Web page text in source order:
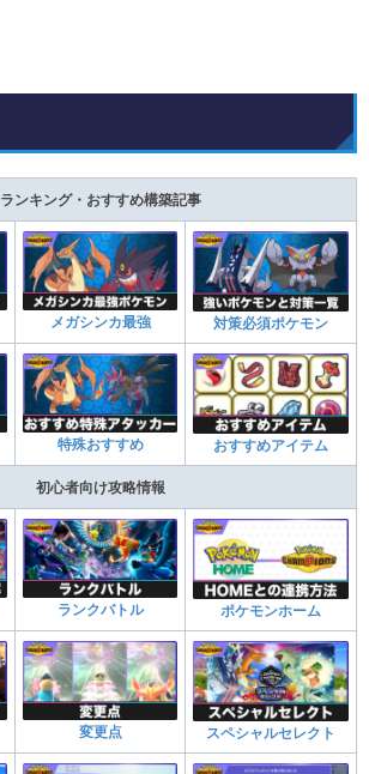
ランキング・おすすめ構築記事
メガシンカ最強 対策必須ポケモン
特殊おすすめ おすすめアイテム
初心者向け攻略情報
ランクバトル ポケモンホーム
変更点 スペシャルセレクト